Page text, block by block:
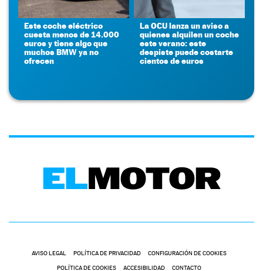
Este coche eléctrico
cuesta menos de 14.000
euros y tiene algo que
muchos BMW ya no
ofrecen
La OCU lanza un aviso a
quienes alquilen un coche
este verano: este
despiste puede costarte
cientos de euros
AVISO LEGAL POLÍTICA DE PRIVACIDAD CONFIGURACIÓN DE COOKIES
POLÍTICA DE COOKIES ACCESIBILIDAD CONTACTO